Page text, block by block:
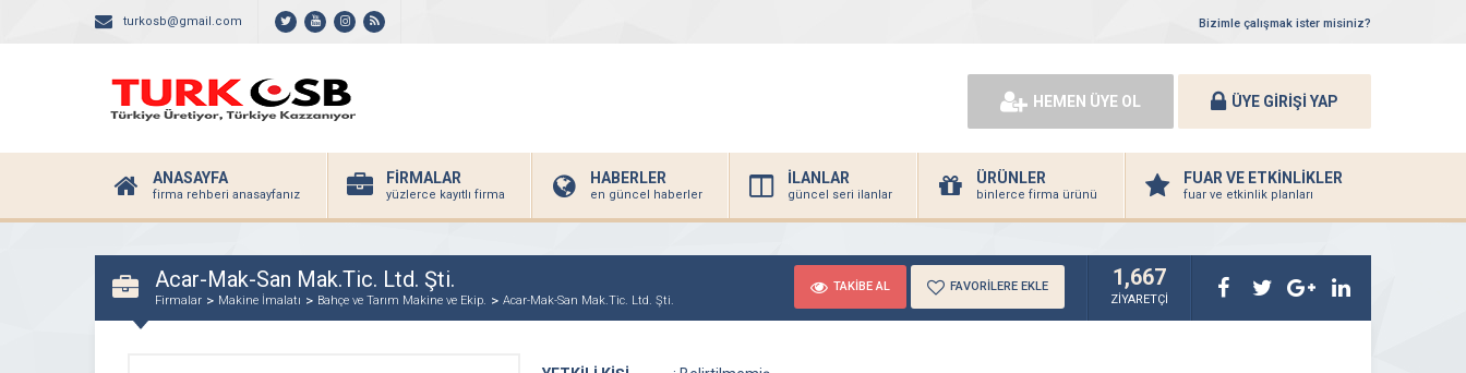
turkosb@gmail.com Bizimle çalışmak ister misiniz?
HEMEN ÜYE OL ÜYE GİRİŞİ YAP
ANASAYFA
firma rehberi anasayfanız
FİRMALAR
yüzlerce kayıtlı firma
HABERLER
en güncel haberler
İLANLAR
güncel seri ilanlar
ÜRÜNLER
binlerce firma ürünü
FUAR VE ETKİNLİKLER
fuar ve etkinlik planları
Acar-Mak-San Mak.Tic. Ltd. Şti.
Firmalar Makine İmalatı Bahçe ve Tarım Makine ve Ekip. Acar-Mak-San Mak.Tic. Ltd. Şti.
TAKİBE AL FAVORİLERE EKLE 1,667
ZİYARETÇİ